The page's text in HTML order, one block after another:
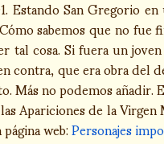
Estando San Gregorio
sabemos que no
tal cosa. Si fuera un
contra, que era obra
Más no podemos
Apariciones de la
web:Personajes